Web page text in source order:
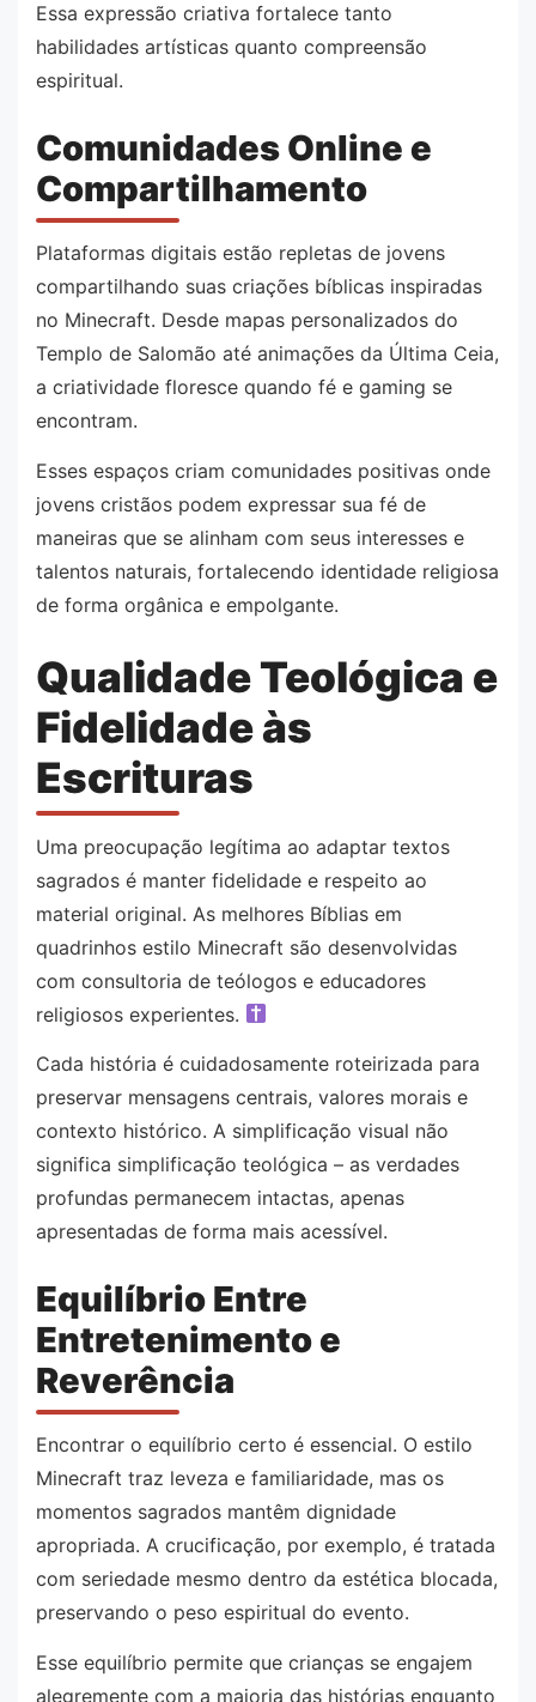
Essa expressão criativa fortalece tanto
habilidades artísticas quanto compreensão
espiritual.
Comunidades Online e
Compartilhamento
Plataformas digitais estão repletas de jovens
compartilhando suas criações bíblicas inspiradas
no Minecraft. Desde mapas personalizados do
Templo de Salomão até animações da Última Ceia,
a criatividade floresce quando fé e gaming se
encontram.
Esses espaços criam comunidades positivas onde
jovens cristãos podem expressar sua fé de
maneiras que se alinham com seus interesses e
talentos naturais, fortalecendo identidade religiosa
de forma orgânica e empolgante.
Qualidade Teológica e
Fidelidade às
Escrituras
Uma preocupação legítima ao adaptar textos
sagrados é manter fidelidade e respeito ao
material original. As melhores Bíblias em
quadrinhos estilo Minecraft são desenvolvidas
com consultoria de teólogos e educadores
religiosos experientes.
Cada história é cuidadosamente roteirizada para
preservar mensagens centrais, valores morais e
contexto histórico. A simplificação visual não
significa simplificação teológica – as verdades
profundas permanecem intactas, apenas
apresentadas de forma mais acessível.
Equilíbrio Entre
Entretenimento e
Reverência
Encontrar o equilíbrio certo é essencial. O estilo
Minecraft traz leveza e familiaridade, mas os
momentos sagrados mantêm dignidade
apropriada. A crucificação, por exemplo, é tratada
com seriedade mesmo dentro da estética blocada,
preservando o peso espiritual do evento.
Esse equilíbrio permite que crianças se engajem
alegremente com a maioria das histórias enquanto